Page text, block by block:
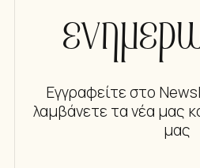
Εγγραφείτε στο
λαμβάνετε τα νέα μας
μας